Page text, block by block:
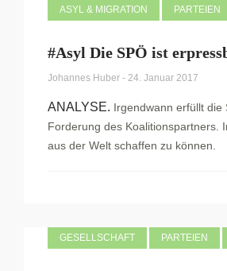
ASYL & MIGRATION PARTEIEN
#Asyl Die SPÖ ist
Johannes Huber - 24. Januar 2017
ANALYSE. Irgendwann erfüllt die
Forderung des Koalitionspartners.
aus der Welt schaffen zu können.
GESELLSCHAFT PARTEIEN